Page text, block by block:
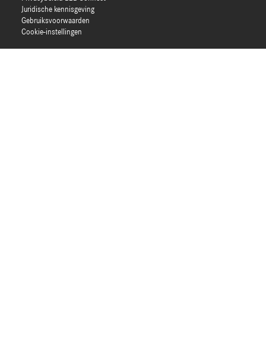
Juridische kennisgeving
Gebruiksvoorwaarden
Cookie-instellingen